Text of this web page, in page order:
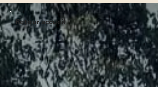
Retour accueil